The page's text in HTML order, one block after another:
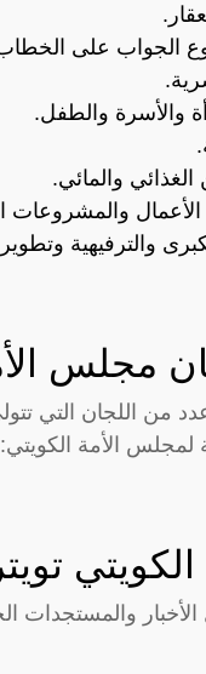
الجواب على
والأسرة والطفل.
الغذائي والمائي.
الأعمال والمشروعات
والترفيهية
مجلس
من اللجان التي
لمجلس الأمة الكويتي:
تويتر
والمستجدات